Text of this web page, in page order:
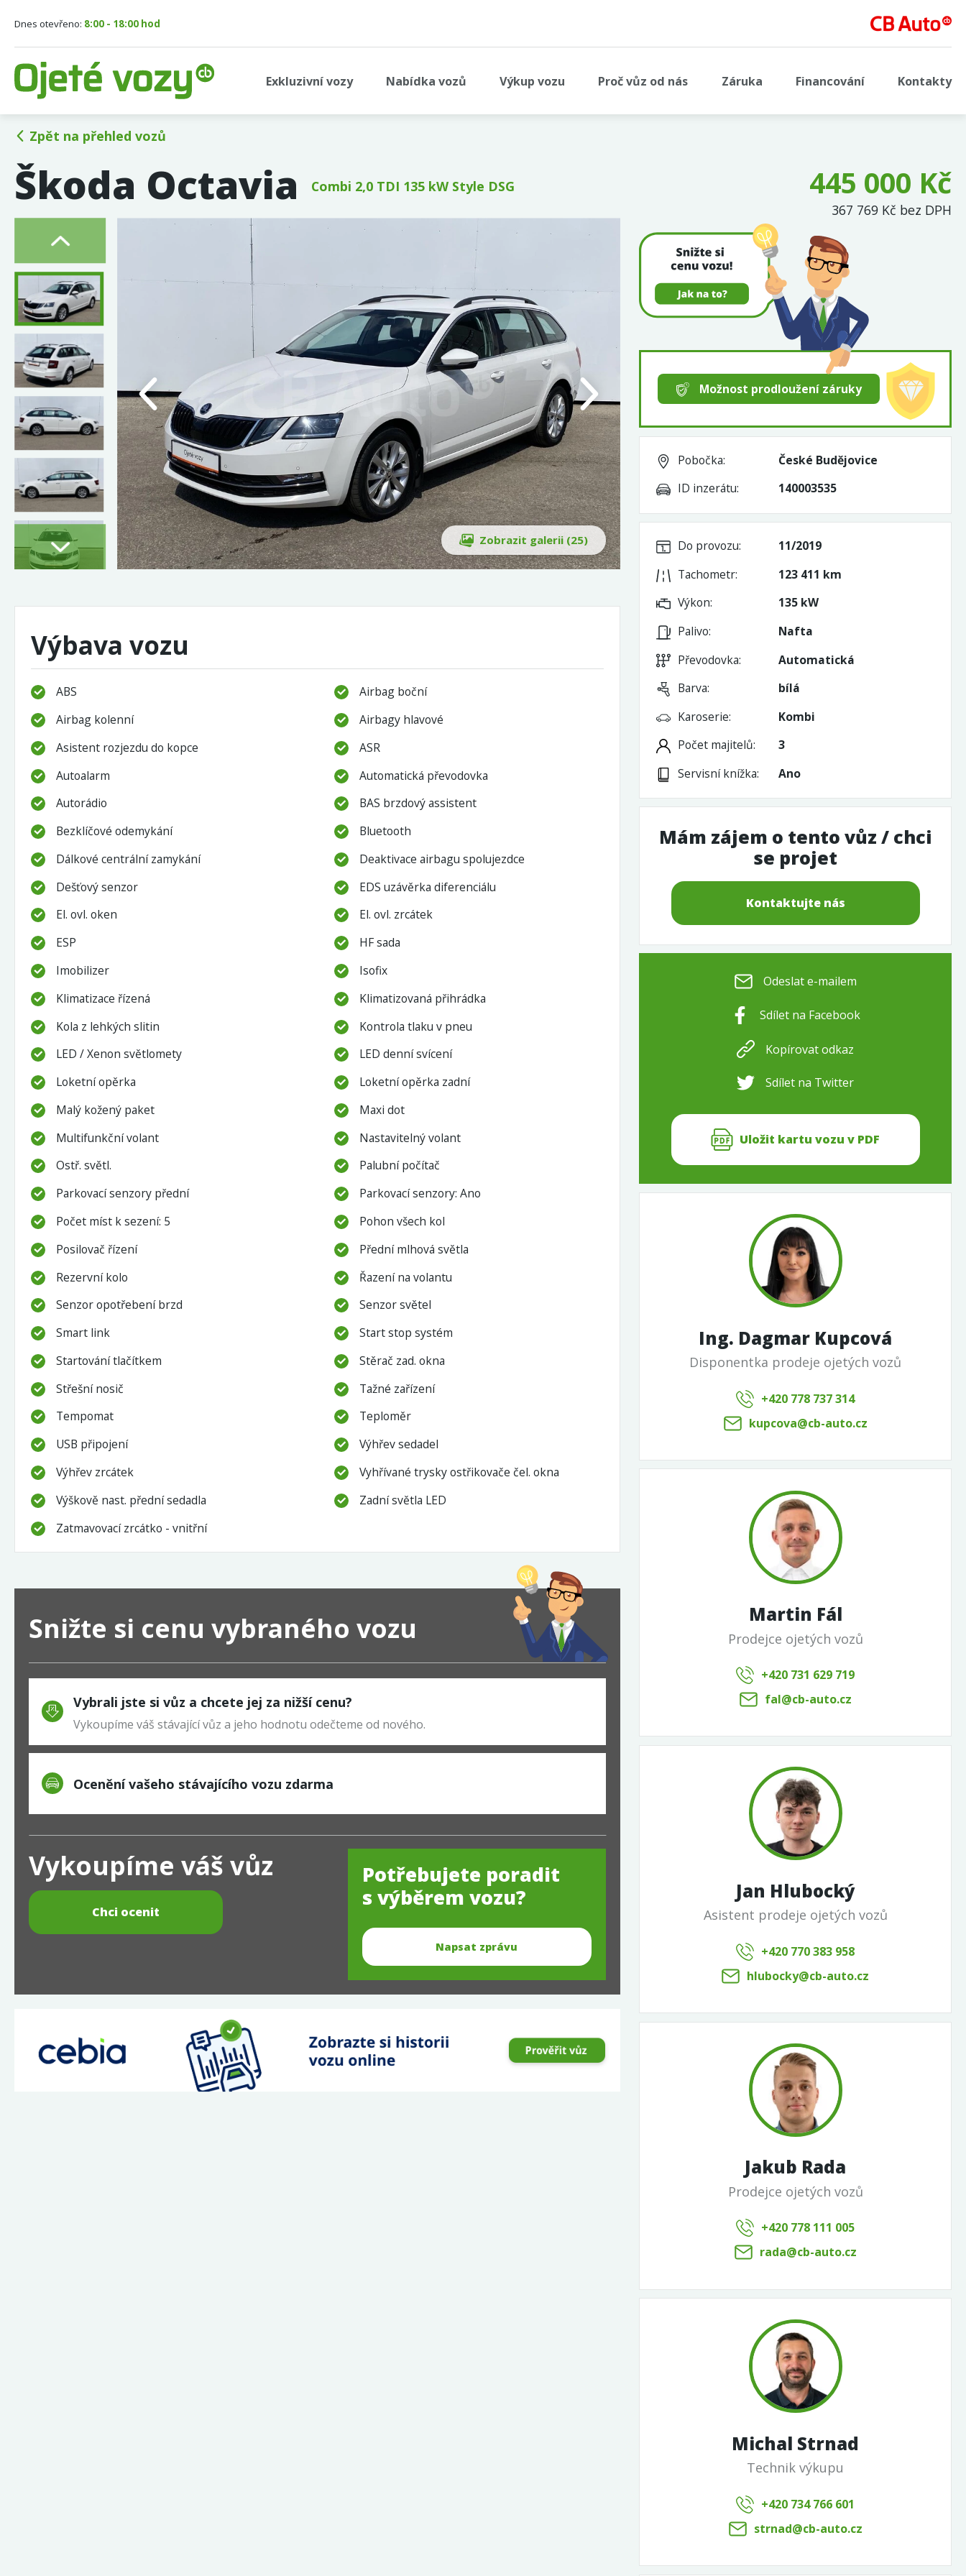
Dnes otevřeno: 8:00 - 18:00 hod
Exkluzivní vozy Nabídka vozů Výkup vozu Proč vůz od nás Záruka Financování Kontakty
Zpět na přehled vozů
Škoda Octavia Combi 2,0 TDI 135 kW Style DSG 445 000 Kč
367 769 Kč bez DPH
Možnost prodloužení záruky
Pobočka:
České Budějovice
ID inzerátu:
140003535
Do provozu:
11/2019
Tachometr:
123 411 km
Výkon:
135 kW
Palivo:
Nafta
Převodovka:
Automatická
Barva:
bílá
Karoserie:
Kombi
Počet majitelů:
3
Servisní knížka:
Ano
Zobrazit galerii (25)
Výbava vozu
ABS
Airbag boční
Airbag kolenní
Airbagy hlavové
Asistent rozjezdu do kopce
ASR
Autoalarm
Automatická převodovka
Autorádio
BAS brzdový assistent
Bezklíčové odemykání
Bluetooth
Dálkové centrální zamykání
Deaktivace airbagu spolujezdce
Dešťový senzor
EDS uzávěrka diferenciálu
El. ovl. oken
El. ovl. zrcátek
ESP
HF sada
Imobilizer
Isofix
Klimatizace řízená
Klimatizovaná přihrádka
Kola z lehkých slitin
Kontrola tlaku v pneu
LED / Xenon světlomety
LED denní svícení
Loketní opěrka
Loketní opěrka zadní
Malý kožený paket
Maxi dot
Multifunkční volant
Nastavitelný volant
Ostř. světl.
Palubní počítač
Parkovací senzory přední
Parkovací senzory: Ano
Počet míst k sezení: 5
Pohon všech kol
Posilovač řízení
Přední mlhová světla
Rezervní kolo
Řazení na volantu
Senzor opotřebení brzd
Senzor světel
Smart link
Start stop systém
Startování tlačítkem
Stěrač zad. okna
Střešní nosič
Tažné zařízení
Tempomat
Teploměr
USB připojení
Výhřev sedadel
Výhřev zrcátek
Vyhřívané trysky ostřikovače čel. okna
Výškově nast. přední sedadla
Zadní světla LED
Zatmavovací zrcátko - vnitřní
Snižte si cenu vybraného vozu
Vybrali jste si vůz a chcete jej za nižší cenu?
Vykoupíme váš stávající vůz a jeho hodnotu odečteme od nového.
Ocenění vašeho stávajícího vozu zdarma
Vykoupíme váš vůz
Chci ocenit
Potřebujete poradit
s výběrem vozu?
Napsat zprávu
Mám zájem o tento vůz / chci
se projet
Kontaktujte nás
Odeslat e-mailem
Sdílet na Facebook
Kopírovat odkaz
Sdílet na Twitter
Uložit kartu vozu v PDF
Ing. Dagmar Kupcová
Disponentka prodeje ojetých vozů
+420 778 737 314
kupcova@cb-auto.cz
Martin Fál
Prodejce ojetých vozů
+420 731 629 719
fal@cb-auto.cz
Jan Hlubocký
Asistent prodeje ojetých vozů
+420 770 383 958
hlubocky@cb-auto.cz
Jakub Rada
Prodejce ojetých vozů
+420 778 111 005
rada@cb-auto.cz
Michal Strnad
Technik výkupu
+420 734 766 601
strnad@cb-auto.cz